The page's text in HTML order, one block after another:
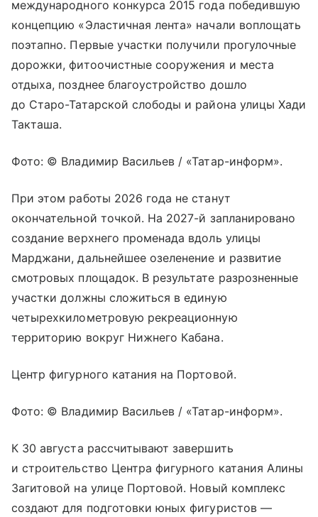
международного конкурса 2015 года победившую
концепцию «Эластичная лента» начали воплощать
поэтапно. Первые участки получили прогулочные
дорожки, фитоочистные сооружения и места
отдыха, позднее благоустройство дошло
до Старо-Татарской слободы и района улицы Хади
Такташа.
Фото: © Владимир Васильев / «Татар-информ».
При этом работы 2026 года не станут
окончательной точкой. На 2027-й запланировано
создание верхнего променада вдоль улицы
Марджани, дальнейшее озеленение и развитие
смотровых площадок. В результате разрозненные
участки должны сложиться в единую
четырехкилометровую рекреационную
территорию вокруг Нижнего Кабана.
Центр фигурного катания на Портовой.
Фото: © Владимир Васильев / «Татар-информ».
К 30 августа рассчитывают завершить
и строительство Центра фигурного катания Алины
Загитовой на улице Портовой. Новый комплекс
создают для подготовки юных фигуристов —